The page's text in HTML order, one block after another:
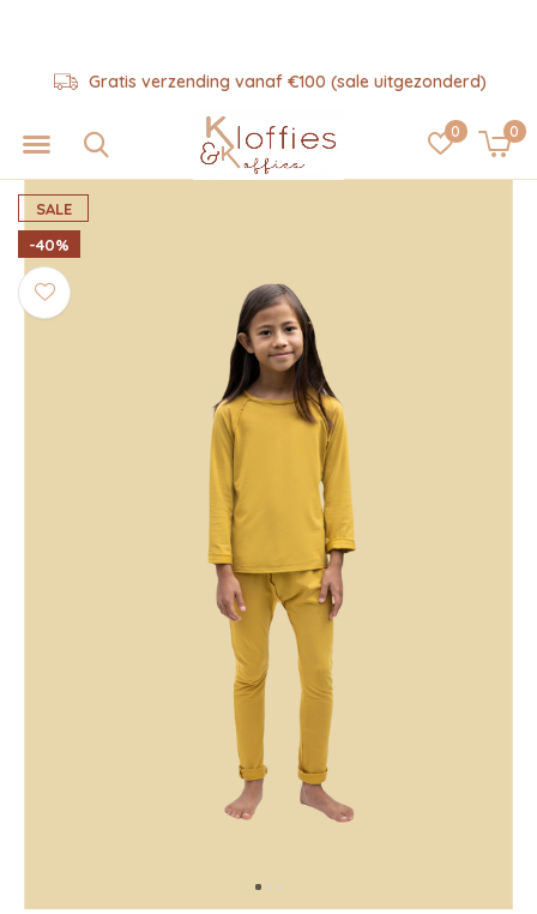
0 0
Gratis verzending vanaf €100 (sale uitgezonderd)
SALE
-40%